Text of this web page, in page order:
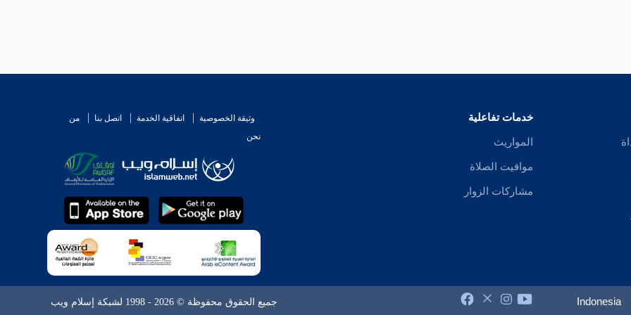
خدمات تفاعلية
المواريث
مواقيت الصلاة
مشاركات الزوار
وثيقة الخصوصية اتفاقية الخدمة اتصل بنا
من
نحن
Indonesia جميع الحقوق محفوظة © 2026 - 1998 لشبكة إسلام ويب